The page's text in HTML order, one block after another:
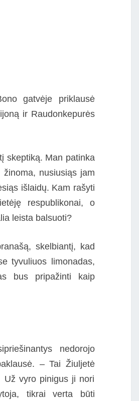
gatvėje priklausė
ir Raudonkepurės
skeptiką. Man patinka
nusiusiąs jam
išlaidų. Kam rašyti
respublikonai, o
leista balsuoti?
skelbiantį, kad
tyvuliuos limonadas,
bus pripažinti kaip
nedorojo
– Tai Žiuljetė
Už vyro pinigus ji nori
tikrai verta būti